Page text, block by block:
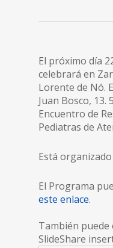
El próximo día
celebrará en
Lorente de Nó.
Juan Bosco, 13.
Encuentro de
Pediatras de
Está organizado
El Programa
este enlace.
También puede
SlideShare